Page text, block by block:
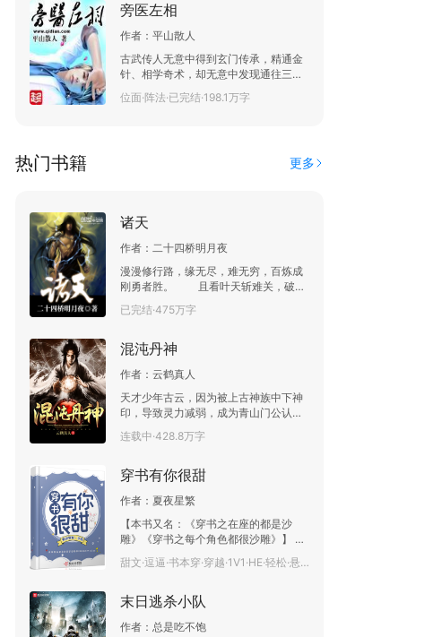
你是老娘是自产自销！
旁医左相
作者： 平山散人
古武传人无意中得到玄门传承，精通金
针、相学奇术，却无意中发现通往三千
小千世界的通道。。。。。。 读者
群：228694703，有什么建议和意见都
位面·阵法·已完结·198.1万字
热门书籍 更多
诸天
作者： 二十四桥明月夜
漫漫修行路，缘无尽，难无穷，百炼成
刚勇者胜。 且看叶天斩难关，破坚
锁，炼红尘，逆天道，谱写诸天万古传
奇。
已完结·475万字
混沌丹神
作者： 云鹤真人
天才少年古云，因为被上古神族中下神
印，导致灵力减弱，成为青山门公认的
废物，被贬为杂役。父亲因此被牵连，
废除族长之位，囚禁在敌人飞卢家族的
的秘密，并且跟古神达成合作协议。在
长。古云四处搜寻灵草种子，炼制大量
丹药，让自己的修为迅速提升。古云成
功恢复灵力，拯救了族人，一鸣惊人。
者，炼丹大师。与此同时，古神也恢复
斗之后，古云最终杀死古神，夺取古神
的神格，成为第一个拥有神格的凡人，
破开虚空，翱翔浩宇。
连载中·428.8万字
穿书有你很甜
作者： 夏夜星繁
【本书又名：《穿书之在座的都是沙
雕》《穿书之每个角色都很沙雕》】 意
外穿书到自己断更的一部小说里，林冬
暖才发现这几天一直出现在她梦里的，
然意识觉醒后，纪一恒才发现原来自己
事依然在进行着，唯一不同的是他把作
甜文·逗逼·书本穿·穿越·1V1·HE·轻松·悬疑推理·已完结·20.8万字
末日逃杀小队
作者： 总是吃不饱